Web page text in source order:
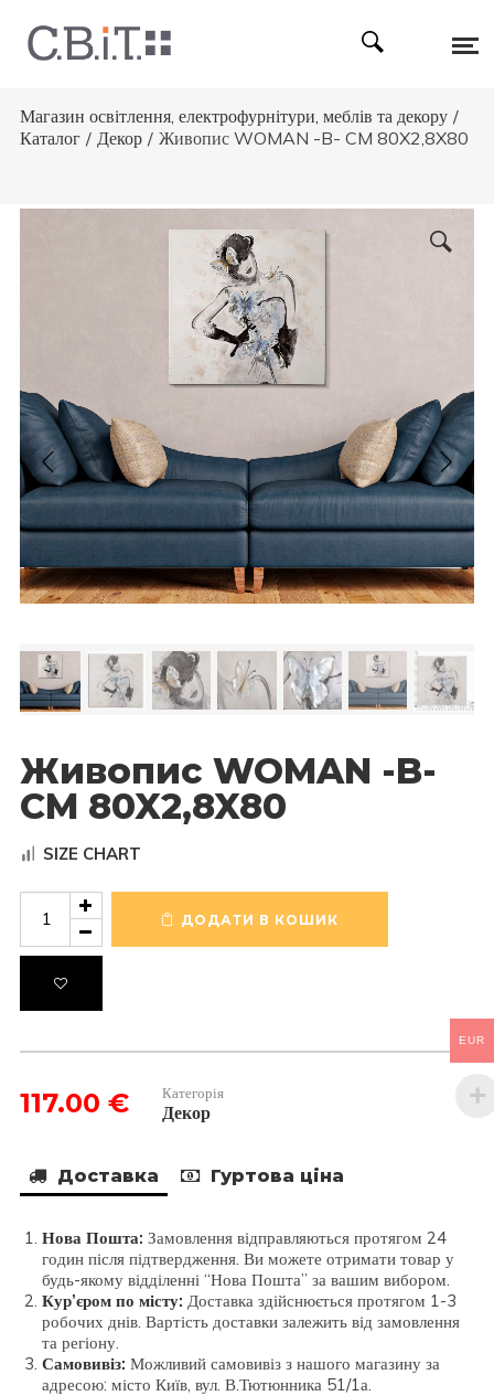
Магазин освітлення, електрофурнітури, меблів та декору /
Каталог / Декор / Живопис WOMAN -B- CM 80X2,8X80
Живопис WOMAN -B-
CM 80X2,8X80
SIZE CHART
Живопис
WOMAN
-
ДОДАТИ В КОШИК
117.00 € Категорія
Декор
Доставка Гуртова ціна
Нова Пошта: Замовлення відправляються протягом 24
годин після підтвердження. Ви можете отримати товар у
будь-якому відділенні “Нова Пошта” за вашим вибором.
Кур’єром по місту: Доставка здійснюється протягом 1-3
робочих днів. Вартість доставки залежить від замовлення
та регіону.
Самовивіз: Можливий самовивіз з нашого магазину за
адресою: місто Київ, вул. В.Тютюнника 51/1а.
EUR